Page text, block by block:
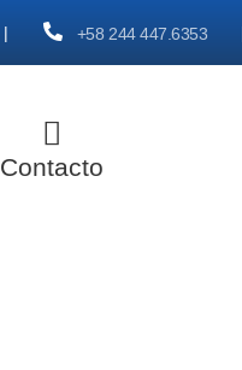
| +58 244 447.6353
Contacto